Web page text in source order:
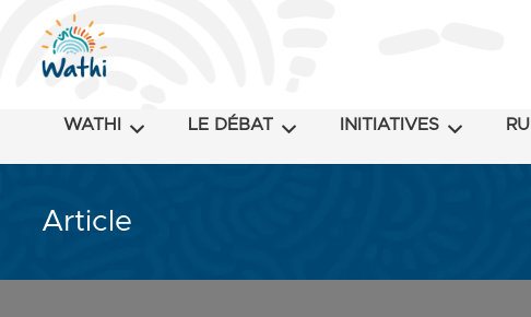
WATHI LE DÉBAT INITIATIVES
Article